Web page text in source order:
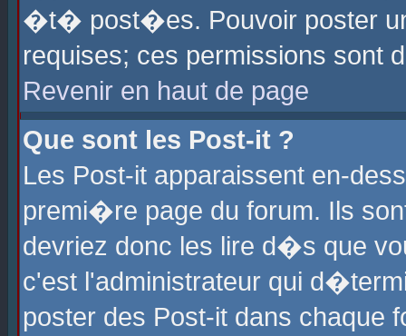
�t� post�es. Pouvoir poster
requises; ces permissions sont
Revenir en haut de page
Que sont les Post-it ?
Les Post-it apparaissent en-
premi�re page du forum. Ils
devriez donc les lire d�s que
c'est l'administrateur qui
poster des Post-it dans chaque